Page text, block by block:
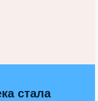
стала